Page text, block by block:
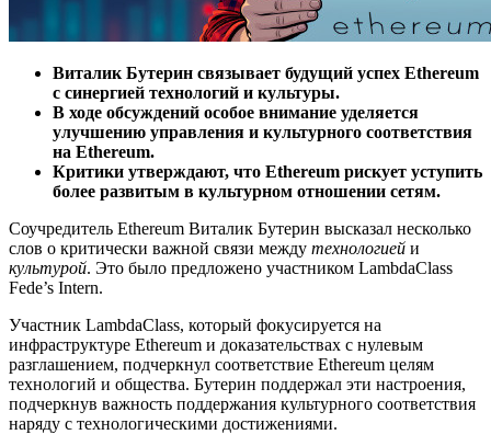
Виталик Бутерин связывает будущий успех Ethereum
с синергией технологий и культуры.
В ходе обсуждений особое внимание уделяется
улучшению управления и культурного соответствия
на Ethereum.
Критики утверждают, что Ethereum рискует уступить
более развитым в культурном отношении сетям.
Соучредитель Ethereum Виталик Бутерин высказал несколько
слов о критически важной связи между технологией и
культурой. Это было предложено участником LambdaClass
Fede’s Intern.
Участник LambdaClass, который фокусируется на
инфраструктуре Ethereum и доказательствах с нулевым
разглашением, подчеркнул соответствие Ethereum целям
технологий и общества. Бутерин поддержал эти настроения,
подчеркнув важность поддержания культурного соответствия
наряду с технологическими достижениями.